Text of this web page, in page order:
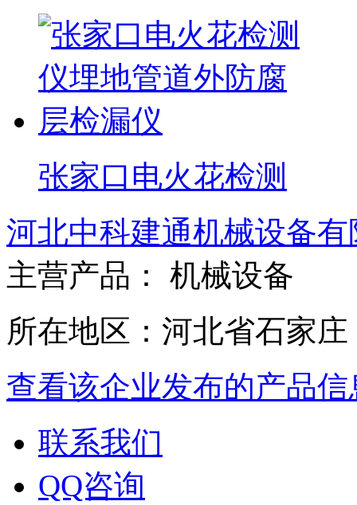
张家口电火花检测
河北中科建通机械设备有
主营产品： 机械设备
所在地区：河北省石家庄
查看该企业发布的产品信
联系我们
QQ咨询